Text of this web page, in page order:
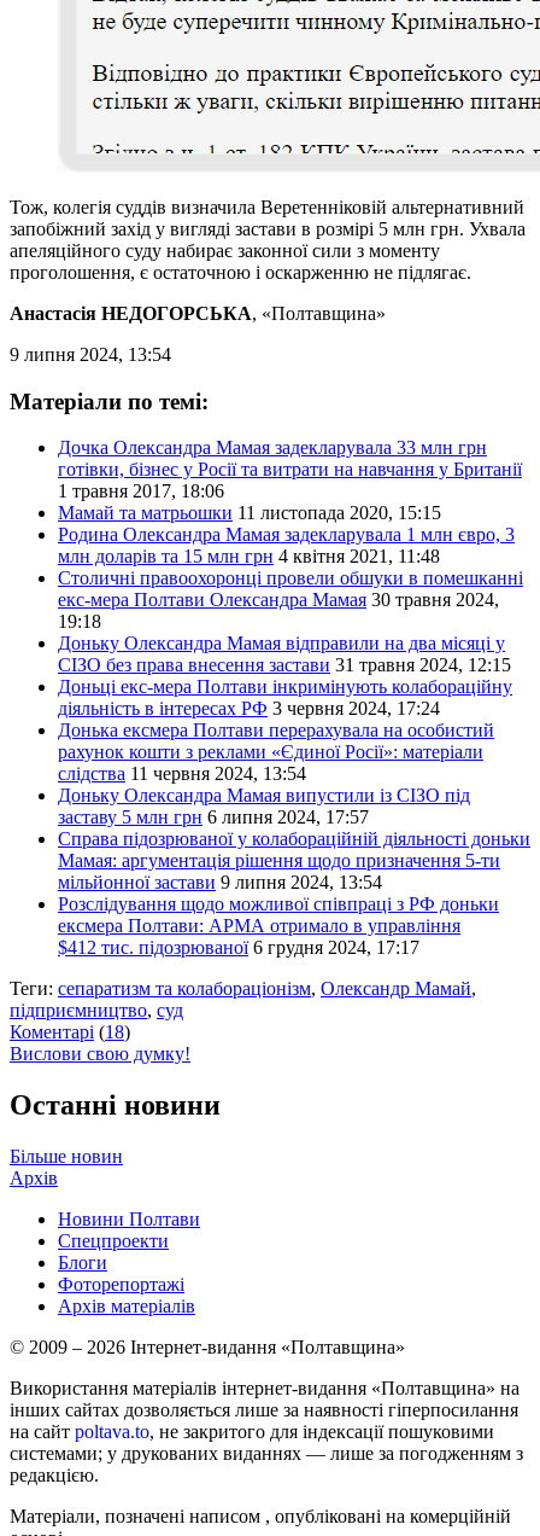
Тож, колегія суддів визначила Веретенніковій альтернативний
запобіжний захід у вигляді застави в розмірі 5 млн грн. Ухвала
апеляційного суду набирає законної сили з моменту
проголошення, є остаточною і оскарженню не підлягає.
Анастасія НЕДОГОРСЬКА, «Полтавщина»
9 липня 2024, 13:54
Матеріали по темі:
Дочка Олександра Мамая задекларувала 33 млн грн
готівки, бізнес у Росії та витрати на навчання у Британії
1 травня 2017, 18:06
Мамай та матрьошки 11 листопада 2020, 15:15
Родина Олександра Мамая задекларувала 1 млн євро, 3
млн доларів та 15 млн грн 4 квітня 2021, 11:48
Столичні правоохоронці провели обшуки в помешканні
екс-мера Полтави Олександра Мамая 30 травня 2024,
19:18
Доньку Олександра Мамая відправили на два місяці у
СІЗО без права внесення застави 31 травня 2024, 12:15
Доньці екс-мера Полтави інкримінують колабораційну
діяльність в інтересах РФ 3 червня 2024, 17:24
Донька ексмера Полтави перерахувала на особистий
рахунок кошти з реклами «Єдиної Росії»: матеріали
слідства 11 червня 2024, 13:54
Доньку Олександра Мамая випустили із СІЗО під
заставу 5 млн грн 6 липня 2024, 17:57
Справа підозрюваної у колабораційній діяльності доньки
Мамая: аргументація рішення щодо призначення 5-ти
мільйонної застави 9 липня 2024, 13:54
Розслідування щодо можливої співпраці з РФ доньки
ексмера Полтави: АРМА отримало в управління
$412 тис. підозрюваної 6 грудня 2024, 17:17
Теги: сепаратизм та колабораціонізм, Олександр Мамай,
підприємництво, суд
Коментарі (18)
Вислови свою думку!
Останні новини
Більше новин
Архів
Новини Полтави
Спецпроекти
Блоги
Фоторепортажі
Архів матеріалів
© 2009 – 2026 Інтернет-видання «Полтавщина»
Використання матеріалів інтернет-видання «Полтавщина» на
інших сайтах дозволяється лише за наявності гіперпосилання
на сайт poltava.to, не закритого для індексації пошуковими
системами; у друкованих виданнях — лише за погодженням з
редакцією.
Матеріали, позначені написом , опубліковані на комерційній